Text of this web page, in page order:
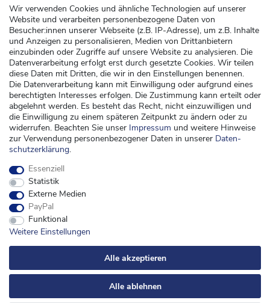
Wir verwenden Cookies und ähnliche Technologien auf unserer
Website und verarbeiten personenbezogene Daten von
Besucher:innen unserer Webseite (z.B. IP-Adresse), um z.B. Inhalte
und Anzeigen zu personalisieren, Medien von Drittanbietern
einzubinden oder Zugriffe auf unsere Website zu analysieren. Die
Datenverarbeitung erfolgt erst durch gesetzte Cookies. Wir teilen
diese Daten mit Dritten, die wir in den Einstellungen benennen.
Die Datenverarbeitung kann mit Einwilligung oder aufgrund eines
berechtigten Interesses erfolgen. Die Zustimmung kann erteilt oder
abgelehnt werden. Es besteht das Recht, nicht einzuwilligen und
die Einwilligung zu einem späteren Zeitpunkt zu ändern oder zu
widerrufen. Beachten Sie unser Impressum und weitere Hinweise
zur Verwendung personenbezogener Daten in unserer Daten­
schutz­erklärung.
Essenziell
Statistik
Externe Medien
PayPal
Funktional
Weitere Einstellungen
Alle akzeptieren
Alle ablehnen
Altbatterieentsorgung
Kundenservice
Versand
Zahlung
Widerrufsrecht
Widerrufsformular
Kontakt
kontakt@kinderspieleland.de
Montag, Dienstag, Freitag von 7.30 bis 15.00 Uhr
Anrufe aus dem dt. Festnetz zum Ortstarif, Preise aus dem Mobilfunknetz ggf.
abweichend (abhängig vom Provider).